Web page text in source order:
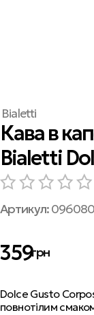
Bialetti
Кава в
Bialetti
Артикул:
359грн
Dolce Gusto
повнотілим